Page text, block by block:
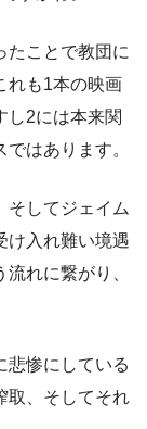
ことで教団に
れも1本の映画
し2には本来関
はあります。
してジェイム
け入れ難い境遇
れに繋がり、
惨にしている
取、そしてそれ